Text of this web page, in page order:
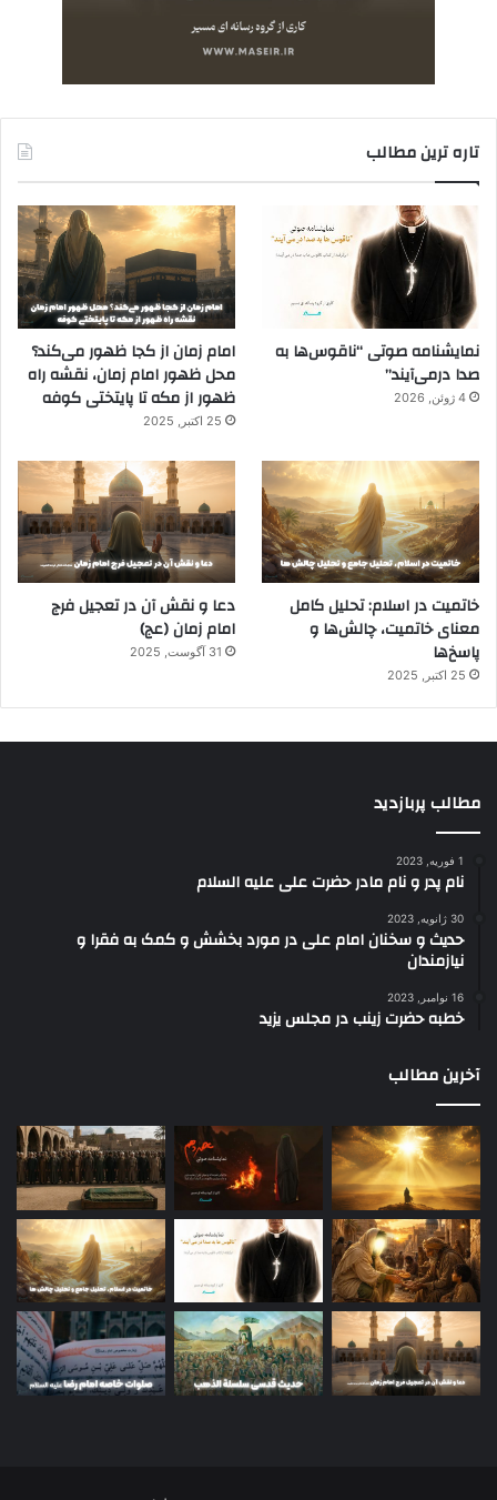
تاره ترین مطالب
نمایشنامه صوتی “ناقوس‌ها به
صدا در‌می‌آیند”
4 ژوئن, 2026
امام زمان از کجا ظهور می‌کند؟
محل ظهور امام زمان، نقشه راه
ظهور از مکه تا پایتختی کوفه
25 اکتبر, 2025
خاتمیت در اسلام: تحلیل کامل
معنای خاتمیت، چالش‌ها و
پاسخ‌ها
25 اکتبر, 2025
دعا و نقش آن در تعجیل فرج
امام زمان (عج)
31 آگوست, 2025
مطالب پربازدید
1 فوریه, 2023
نام پدر و نام مادر حضرت علی علیه السلام
30 ژانویه, 2023
حدیث و سخنان امام علی در مورد بخشش و کمک به فقرا و
نیازمندان
16 نوامبر, 2023
خطبه حضرت زینب در مجلس یزید
آخرین مطالب